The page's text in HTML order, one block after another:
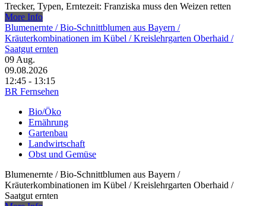
Trecker, Typen, Erntezeit: Franziska muss den Weizen retten
More Info
Blumenernte /​ Bio-Schnittblumen aus Bayern /​
Kräuterkombinationen im Kübel /​ Kreislehrgarten Oberhaid /​
Saatgut ernten
09 Aug.
09.08.2026
12:45 - 13:15
BR Fernsehen
Bio/Öko
Ernährung
Gartenbau
Landwirtschaft
Obst und Gemüse
Blumenernte /​ Bio-Schnittblumen aus Bayern /​
Kräuterkombinationen im Kübel /​ Kreislehrgarten Oberhaid /​
Saatgut ernten